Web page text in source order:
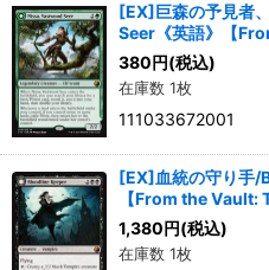
在庫あり
並び順:
絞
[EX]巨森の予見者
Seer《英語》【
380円(税込)
在庫数 1枚
111033672001
[EX]血統の守り手/
【From the Vault:
1,380円(税込)
在庫数 1枚